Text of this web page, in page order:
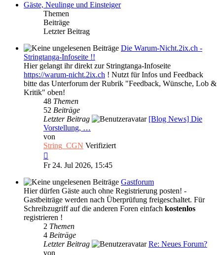
Gäste, Neulinge und Einsteiger
Themen
Beiträge
Letzter Beitrag
Die Warum-Nicht.2ix.ch -
Stringtanga-Infoseite !!
Hier gelangt ihr direkt zur Stringtanga-Infoseite
https://warum-nicht.2ix.ch ! Nutzt für Infos und Feedback
bitte das Unterforum der Rubrik "Feedback, Wünsche, Lob &
Kritik" oben!
48 Themen
52 Beiträge
Letzter Beitrag
[Blog News] Die
Vorstellung, …
von
String_CGN Verifiziert
Beitrag
Fr 24. Jul 2026, 15:45
Gastforum
Hier dürfen Gäste auch ohne Registrierung posten! -
Gastbeiträge werden nach Überprüfung freigeschaltet. Für
Schreibzugriff auf die anderen Foren einfach kostenlos
registrieren !
2 Themen
4 Beiträge
Letzter Beitrag
Re: Neues Forum?
von